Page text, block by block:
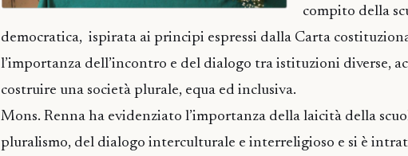
compito della
democratica, ispirata ai principi espressi dalla Carta
l’importanza dell’incontro e del dialogo tra istituzioni diverse,
costruire una società plurale, equa ed inclusiva.
Mons. Renna ha evidenziato l’importanza della laicità della
pluralismo, del dialogo interculturale e interreligioso e si è